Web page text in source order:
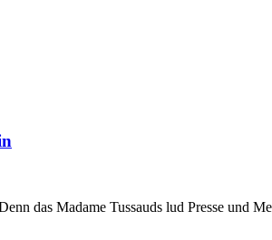
das Madame Tussauds lud Presse und